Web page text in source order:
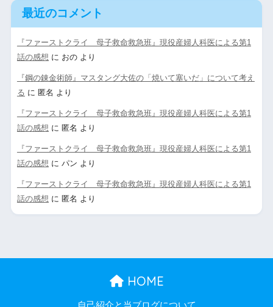
最近のコメント
『ファーストクライ 母子救命救急班』現役産婦人科医による第1
話の感想 に おのより
『鋼の錬金術師』マスタング大佐の「焼いて塞いだ」について考え
る に 匿名 より
『ファーストクライ 母子救命救急班』現役産婦人科医による第1
話の感想 に 匿名 より
『ファーストクライ 母子救命救急班』現役産婦人科医による第1
話の感想 に パン より
『ファーストクライ 母子救命救急班』現役産婦人科医による第1
話の感想 に 匿名 より
HOME